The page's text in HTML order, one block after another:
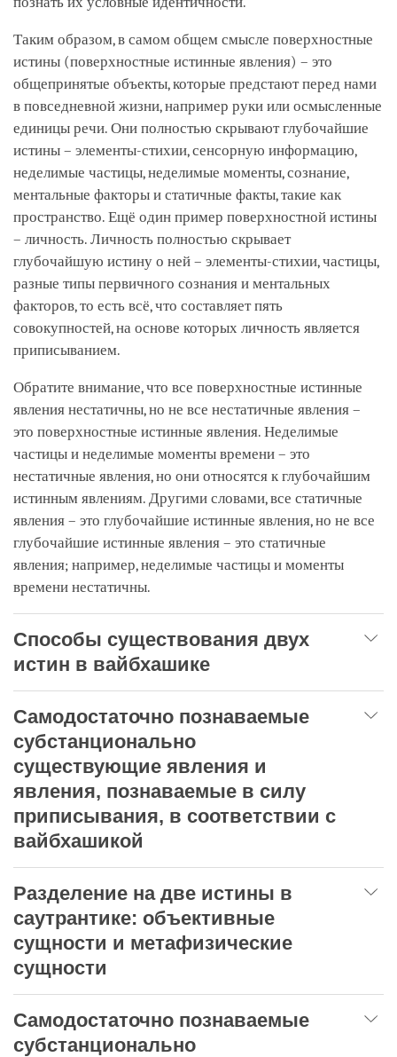
Таким образом, в самом общем смысле поверхностные
истины (поверхностные истинные явления) – это
общепринятые объекты, которые предстают перед нами
в повседневной жизни, например руки или осмысленные
единицы речи. Они полностью скрывают глубочайшие
истины – элементы-стихии, сенсорную информацию,
неделимые частицы, неделимые моменты, сознание,
ментальные факторы и статичные факты, такие как
пространство. Ещё один пример поверхностной истины
– личность. Личность полностью скрывает
глубочайшую истину о ней – элементы-стихии, частицы,
разные типы первичного сознания и ментальных
факторов, то есть всё, что составляет пять
совокупностей, на основе которых личность является
приписыванием.
Обратите внимание, что все поверхностные истинные
явления нестатичны, но не все нестатичные явления –
это поверхностные истинные явления. Неделимые
частицы и неделимые моменты времени – это
нестатичные явления, но они относятся к глубочайшим
истинным явлениям. Другими словами, все статичные
явления – это глубочайшие истинные явления, но не все
глубочайшие истинные явления – это статичные
явления; например, неделимые частицы и моменты
времени нестатичны.
Способы существования двух
истин в вайбхашике
Самодостаточно познаваемые
субстанционально
существующие явления и
явления, познаваемые в силу
приписывания, в соответствии с
вайбхашикой
Разделение на две истины в
саутрантике: объективные
сущности и метафизические
сущности
Самодостаточно познаваемые
субстанционально